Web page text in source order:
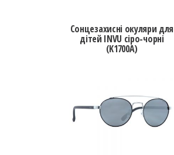
Сонцезахисні окуляри для
дітей INVU сіро-чорні
(K1700A)